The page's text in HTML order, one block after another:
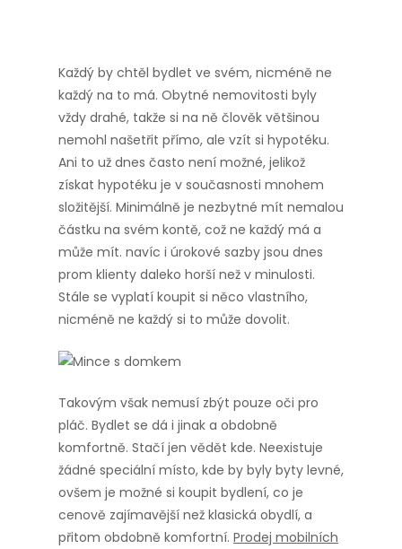
Každý by chtěl bydlet ve svém, nicméně ne
každý na to má. Obytné nemovitosti byly
vždy drahé, takže si na ně člověk většinou
nemohl našetřit přímo, ale vzít si hypotéku.
Ani to už dnes často není možné, jelikož
získat hypotéku je v současnosti mnohem
složitější. Minimálně je nezbytné mít nemalou
částku na svém kontě, což ne každý má a
může mít. navíc i úrokové sazby jsou dnes
prom klienty daleko horší než v minulosti.
Stále se vyplatí koupit si něco vlastního,
nicméně ne každý si to může dovolit.
Takovým však nemusí zbýt pouze oči pro
pláč. Bydlet se dá i jinak a obdobně
komfortně. Stačí jen vědět kde. Neexistuje
žádné speciální místo, kde by byly byty levné,
ovšem je možné si koupit bydlení, co je
cenově zajímavější než klasická obydlí, a
přitom obdobně komfortní. Prodej mobilních